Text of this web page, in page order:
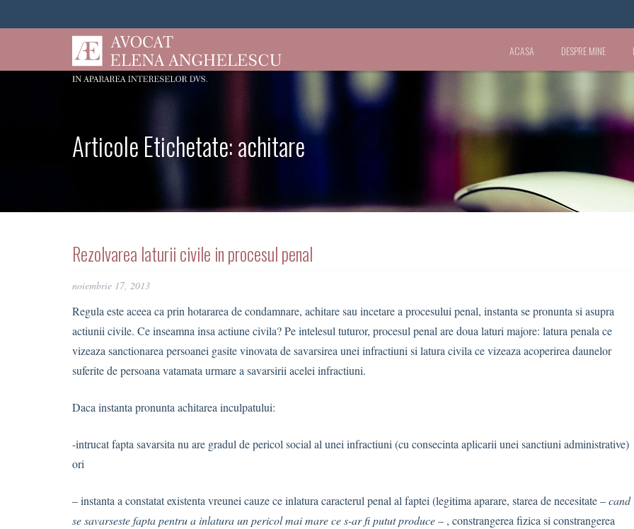
ACASA DESPRE MINE
Articole Etichetate:achitare
Rezolvarea laturii civile in procesul penal
noiembrie 17, 2013
Regula este aceea ca prin hotararea de condamnare, achitare sau incetare a procesului penal, instanta se pronunta si asupra
actiunii civile. Ce inseamna insa actiune civila? Pe intelesul tuturor, procesul penal are doua laturi majore: latura penala ce
vizeaza sanctionarea persoanei gasite vinovata de savarsirea unei infractiuni si latura civila ce vizeaza acoperirea daunelor
suferite de persoana vatamata urmare a savarsirii acelei infractiuni.
Daca instanta pronunta achitarea inculpatului:
-intrucat fapta savarsita nu are gradul de pericol social al unei infractiuni (cu consecinta aplicarii unei sanctiuni administrative)
ori
– instanta a constatat existenta vreunei cauze ce inlatura caracterul penal al faptei (legitima aparare, starea de necesitate –cand
se savarseste fapta pentru a inlatura un pericol mai mare ce s-ar fi putut produce– , constrangerea fizica si constrangerea